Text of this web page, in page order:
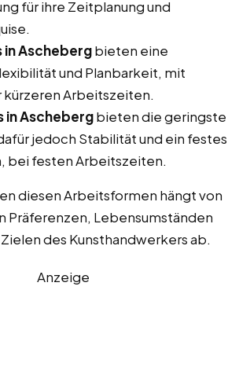
für ihre Zeitplanung und
Aschebergbieten eine
und Planbarkeit, mit
kürzeren Arbeitszeiten.
in Aschebergbieten die geringste
jedoch Stabilität und ein festes
bei festen Arbeitszeiten.
diesen Arbeitsformen hängt von
Präferenzen, Lebensumständen
des Kunsthandwerkers ab.
Anzeige